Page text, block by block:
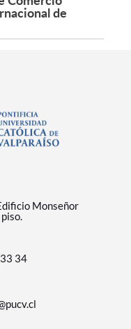
de
Monseñor
34